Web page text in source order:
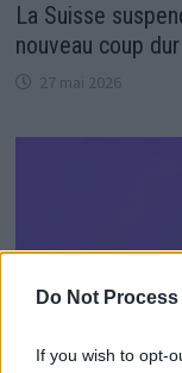
Do Not
If you wish to opt-
La Suisse
nouveau coup dur
27 mai 2026